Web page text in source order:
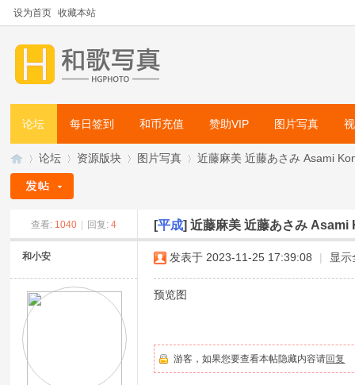
设为首页 收藏本站
论坛 每日签到 和币充值 赞助VIP 图片写真
论坛
›
资源版块 图片写真
›
近藤麻美 近藤あさみ Asami
查看: 1040 回复: 4 [平成]近藤麻美 近藤あさみ
和小安 发表于 2023-11-25 17:39:08 | 显示
预览图
游客，如果您要查看本帖隐藏内容请回复